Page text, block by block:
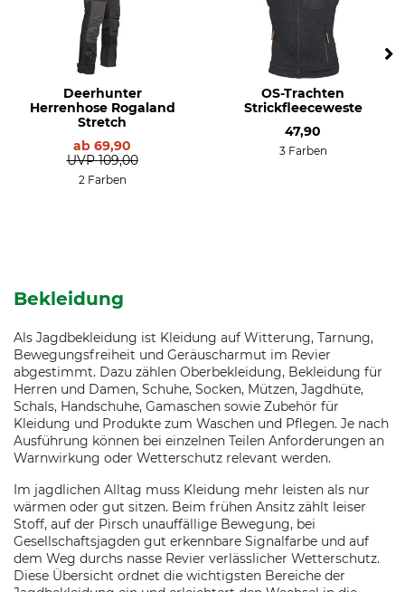
Deerhunter
Herrenhose Rogaland
Stretch
ab 69,90
UVP 109,00
2 Farben
OS-Trachten
Strickfleeceweste
47,90
3 Farben
Bekleidung
Als Jagdbekleidung ist Kleidung auf Witterung, Tarnung,
Bewegungsfreiheit und Geräuscharmut im Revier
abgestimmt. Dazu zählen Oberbekleidung, Bekleidung für
Herren und Damen, Schuhe, Socken, Mützen, Jagdhüte,
Schals, Handschuhe, Gamaschen sowie Zubehör für
Kleidung und Produkte zum Waschen und Pflegen. Je nach
Ausführung können bei einzelnen Teilen Anforderungen an
Warnwirkung oder Wetterschutz relevant werden.
Im jagdlichen Alltag muss Kleidung mehr leisten als nur
wärmen oder gut sitzen. Beim frühen Ansitz zählt leiser
Stoff, auf der Pirsch unauffällige Bewegung, bei
Gesellschaftsjagden gut erkennbare Signalfarbe und auf
dem Weg durchs nasse Revier verlässlicher Wetterschutz.
Diese Übersicht ordnet die wichtigsten Bereiche der